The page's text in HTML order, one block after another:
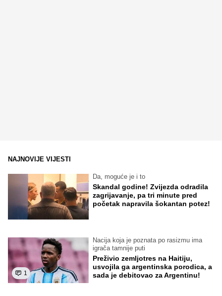
NAJNOVIJE VIJESTI
Da, moguće je i to
Skandal godine! Zvijezda odradila
zagrijavanje, pa tri minute pred
početak napravila šokantan potez!
1
Nacija koja je poznata po rasizmu ima
igrača tamnije puti
Preživio zemljotres na Haitiju,
usvojila ga argentinska porodica, a
sada je debitovao za Argentinu!